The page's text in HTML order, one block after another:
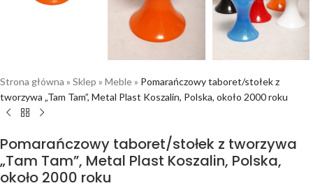
Strona główna » Sklep » Meble» Pomarańczowy taboret/stołek z
tworzywa „Tam Tam”, Metal Plast Koszalin, Polska, około 2000 roku
Pomarańczowy taboret/stołek z tworzywa
„Tam Tam”, Metal Plast Koszalin, Polska,
około 2000 roku